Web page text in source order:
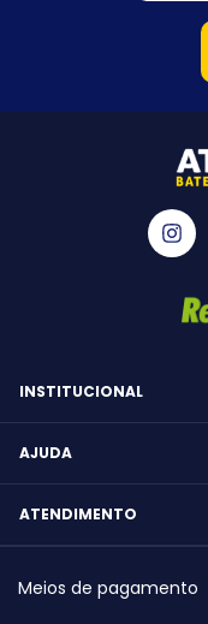
INSTITUCIONAL
AJUDA
ATENDIMENTO
Meios de pagamento